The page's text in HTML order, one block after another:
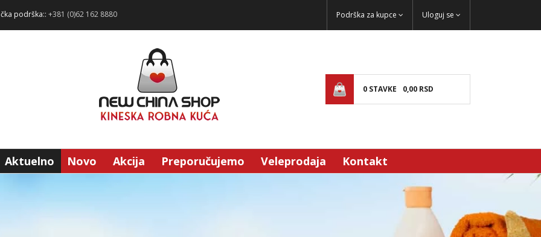
podrška:: +381 (0)62 162 8880 Podrška za kupce Uloguj se
0 STAVKE 0,00 RSD
Aktuelno Novo Akcija Preporučujemo Veleprodaja Kontakt